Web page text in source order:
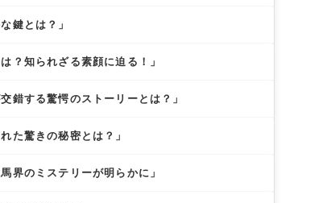
鍵とは？」
？知られざる素顔に迫る！」
錯する驚愕のストーリーとは？」
た驚きの秘密とは？」
界のミステリーが明らかに」